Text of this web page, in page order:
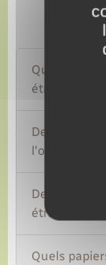
Qui peut
étranger ?
De quels
l'objet un
De quel
étranger ?
Quels